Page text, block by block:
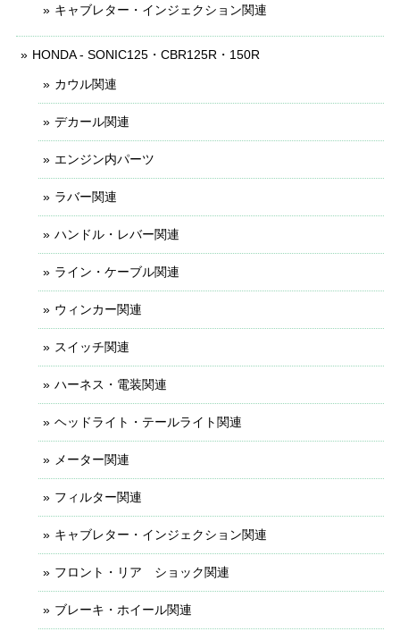
キャブレター・インジェクション関連
HONDA - SONIC125・CBR125R・150R
カウル関連
デカール関連
エンジン内パーツ
ラバー関連
ハンドル・レバー関連
ライン・ケーブル関連
ウィンカー関連
スイッチ関連
ハーネス・電装関連
ヘッドライト・テールライト関連
メーター関連
フィルター関連
キャブレター・インジェクション関連
フロント・リア ショック関連
ブレーキ・ホイール関連